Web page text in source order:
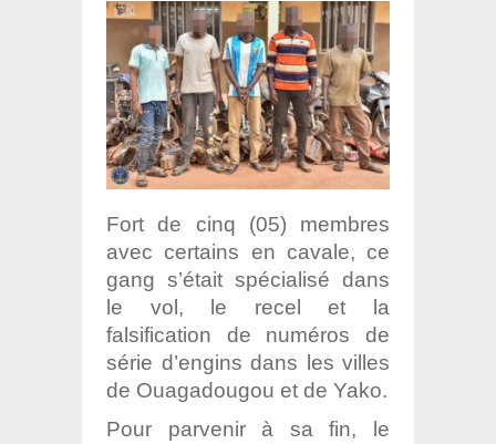
Fort de cinq (05) membres
avec certains en cavale, ce
gang s’était spécialisé dans
le vol, le recel et la
falsification de numéros de
série d’engins dans les villes
de Ouagadougou et de Yako.
Pour parvenir à sa fin, le